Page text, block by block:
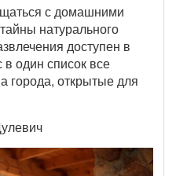
с домашними
натурального
доступен в
один список все
города, открытые для